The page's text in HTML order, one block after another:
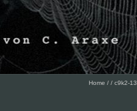
Home / / c9k2-13